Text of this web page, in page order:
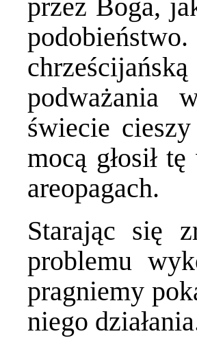
przez Boga,
podważania
świecie
mocą głosił
areopagach.
Starając się
problemu
pragniemy
niego